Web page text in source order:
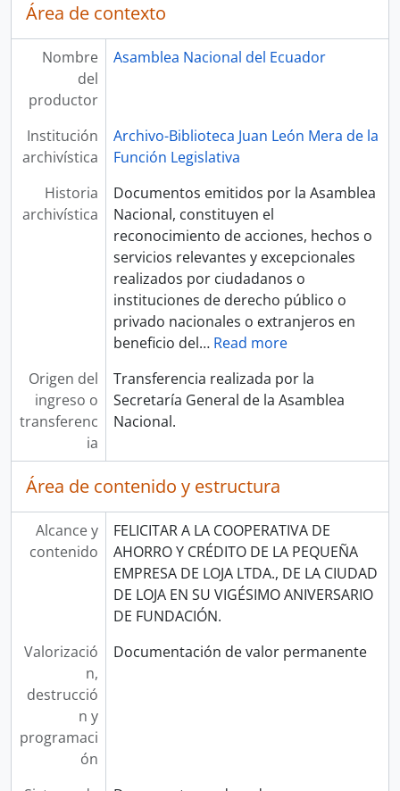
Área de contexto
Nombre
del
productor
Asamblea Nacional del Ecuador
Institución
archivística
Archivo-Biblioteca Juan León Mera de la
Función Legislativa
Historia
archivística
Documentos emitidos por la Asamblea
Nacional, constituyen el
reconocimiento de acciones, hechos o
servicios relevantes y excepcionales
realizados por ciudadanos o
instituciones de derecho público o
privado nacionales o extranjeros en
beneficio del… Read more
Origen del
ingreso o
transferenc
ia
Transferencia realizada por la
Secretaría General de la Asamblea
Nacional.
Área de contenido y estructura
Alcance y
contenido
FELICITAR A LA COOPERATIVA DE
AHORRO Y CRÉDITO DE LA PEQUEÑA
EMPRESA DE LOJA LTDA., DE LA CIUDAD
DE LOJA EN SU VIGÉSIMO ANIVERSARIO
DE FUNDACIÓN.
Valorizació
n,
destrucció
n y
programaci
ón
Documentación de valor permanente